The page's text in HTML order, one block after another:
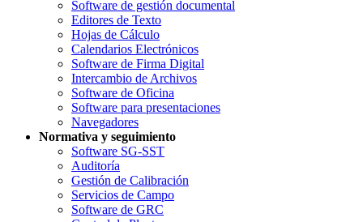
Software de gestión documental
Editores de Texto
Hojas de Cálculo
Calendarios Electrónicos
Software de Firma Digital
Intercambio de Archivos
Software de Oficina
Software para presentaciones
Navegadores
Normativa y seguimiento
Software SG-SST
Auditoría
Gestión de Calibración
Servicios de Campo
Software de GRC